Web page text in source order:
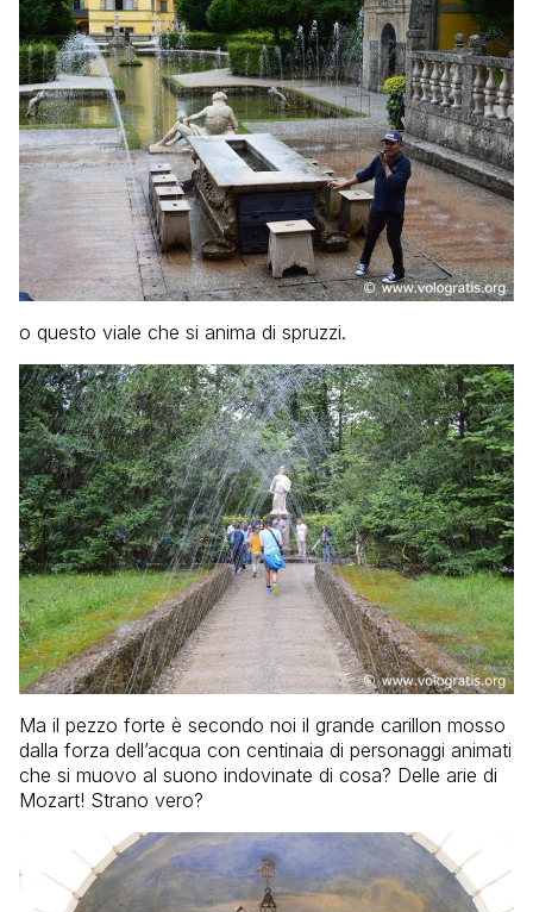
o questo viale che si anima di spruzzi.
Ma il pezzo forte è secondo noi il grande carillon mosso
dalla forza dell’acqua con centinaia di personaggi animati
che si muovo al suono indovinate di cosa? Delle arie di
Mozart! Strano vero?